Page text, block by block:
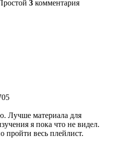
3 комментария
Лучше материала для
я пока что не видел.
пройти весь плейлист.